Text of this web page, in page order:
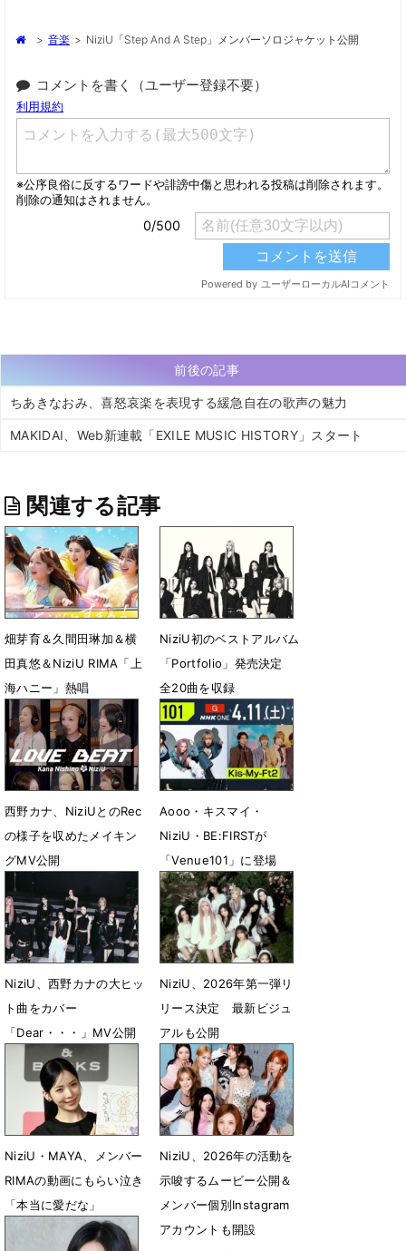
> 音楽 > NiziU「Step And A Step」メンバーソロジャケット公開
コメントを書く（ユーザー登録不要）
前後の記事
ちあきなおみ、喜怒哀楽を表現する緩急自在の歌声の魅力
MAKIDAI、Web新連載「EXILE MUSIC HISTORY」スタート
関連する記事
畑芽育＆久間田琳加＆横
田真悠＆NiziU RIMA「上
海ハニー」熱唱
7月9日 08時09分
NiziU初のベストアルバム
「Portfolio」発売決定
全20曲を収録
4月27日 13時31分
西野カナ、NiziUとのRec
の様子を収めたメイキン
グMV公開
4月21日 21時07分
Aooo・キスマイ・
NiziU・BE:FIRSTが
「Venue101」に登場
4月10日 18時00分
NiziU、西野カナの大ヒッ
ト曲をカバー
「Dear・・・」MV公開
3月13日 13時55分
NiziU、2026年第一弾リ
リース決定 最新ビジュ
アルも公開
2月2日 17時00分
NiziU・MAYA、メンバー
RIMAの動画にもらい泣き
「本当に愛だな」
1月11日 19時59分
NiziU、2026年の活動を
示唆するムービー公開＆
メンバー個別Instagram
アカウントも開設